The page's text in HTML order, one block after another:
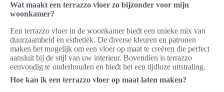
Wat maakt een terrazzo vloer zo bijzonder voor mijn
woonkamer?
Een terrazzo vloer in de woonkamer biedt een unieke mix van
duurzaamheid en esthetiek. De diverse kleuren en patronen
maken het mogelijk om een vloer op maat te creëren die perfect
aansluit bij de stijl van uw interieur. Bovendien is terrazzo
eenvoudig te onderhouden en biedt het een tijdloze uitstraling.
Hoe kan ik een terrazzo vloer op maat laten maken?